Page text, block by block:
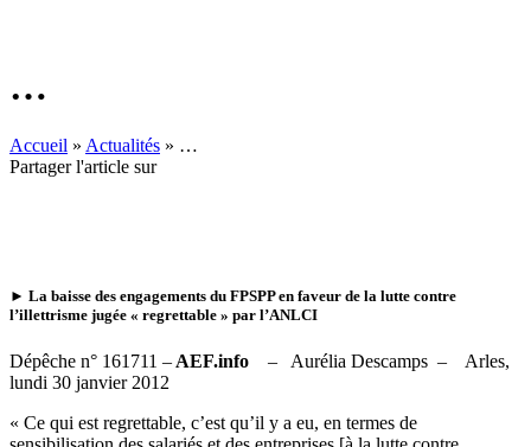
…
Accueil » Actualités » …
Partager l'article sur
► La baisse des engagements du FPSPP en faveur de la lutte contre
l’illettrisme jugée « regrettable » par l’ANLCI
Dépêche n° 161711 – AEF.info – Aurélia Descamps – Arles,
lundi 30 janvier 2012
« Ce qui est regrettable, c’est qu’il y a eu, en termes de